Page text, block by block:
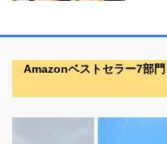
Amazonベストセラー7部